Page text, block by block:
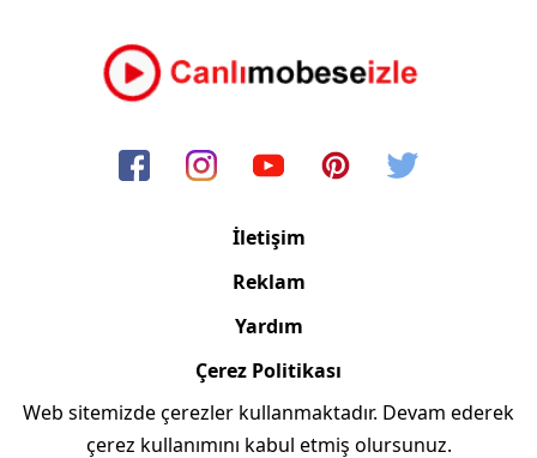
İletişim
Reklam
Yardım
Çerez Politikası
Copyright © 2006/2024 Canlimobeseizle.com
Web sitemizde çerezler kullanmaktadır. Devam ederek
çerez kullanımını kabul etmiş olursunuz.